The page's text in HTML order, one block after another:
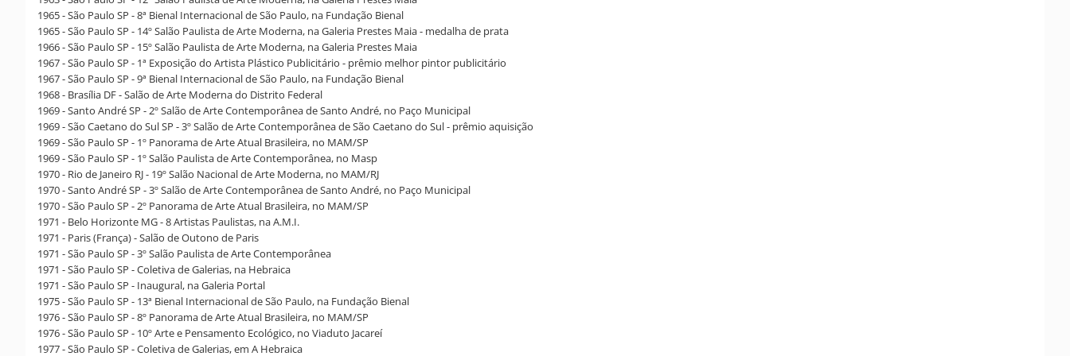
1965 - São Paulo SP - 8ª Bienal Internacional de São Paulo, na Fundação Bienal
1965 - São Paulo SP - 14º Salão Paulista de Arte Moderna, na Galeria Prestes Maia - medalha de prata
1966 - São Paulo SP - 15º Salão Paulista de Arte Moderna, na Galeria Prestes Maia
1967 - São Paulo SP - 1ª Exposição do Artista Plástico Publicitário - prêmio melhor pintor publicitário
1967 - São Paulo SP - 9ª Bienal Internacional de São Paulo, na Fundação Bienal
1968 - Brasília DF - Salão de Arte Moderna do Distrito Federal
1969 - Santo André SP - 2º Salão de Arte Contemporânea de Santo André, no Paço Municipal
1969 - São Caetano do Sul SP - 3º Salão de Arte Contemporânea de São Caetano do Sul - prêmio aquisição
1969 - São Paulo SP - 1º Panorama de Arte Atual Brasileira, no MAM/SP
1969 - São Paulo SP - 1º Salão Paulista de Arte Contemporânea, no Masp
1970 - Rio de Janeiro RJ - 19º Salão Nacional de Arte Moderna, no MAM/RJ
1970 - Santo André SP - 3º Salão de Arte Contemporânea de Santo André, no Paço Municipal
1970 - São Paulo SP - 2º Panorama de Arte Atual Brasileira, no MAM/SP
1971 - Belo Horizonte MG - 8 Artistas Paulistas, na A.M.I.
1971 - Paris (França) - Salão de Outono de Paris
1971 - São Paulo SP - 3º Salão Paulista de Arte Contemporânea
1971 - São Paulo SP - Coletiva de Galerias, na Hebraica
1971 - São Paulo SP - Inaugural, na Galeria Portal
1975 - São Paulo SP - 13ª Bienal Internacional de São Paulo, na Fundação Bienal
1976 - São Paulo SP - 8º Panorama de Arte Atual Brasileira, no MAM/SP
1976 - São Paulo SP - 10º Arte e Pensamento Ecológico, no Viaduto Jacareí
1977 - São Paulo SP - Coletiva de Galerias, em A Hebraica